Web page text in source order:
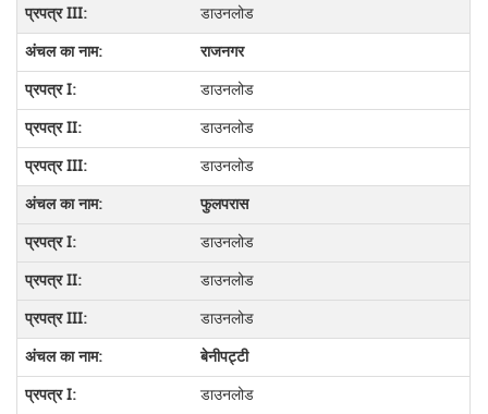
डाउनलोड
राजनगर
डाउनलोड
डाउनलोड
डाउनलोड
फुलपरास
डाउनलोड
डाउनलोड
डाउनलोड
बेनीपट्टी
डाउनलोड